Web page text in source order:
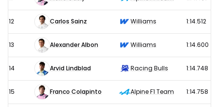
12 Carlos Sainz Williams 1:14.512
13 Alexander Albon Williams 1:14.600
14 Arvid Lindblad Racing Bulls 1:14.748
15 Franco Colapinto Alpine F1 Team 1:14.758